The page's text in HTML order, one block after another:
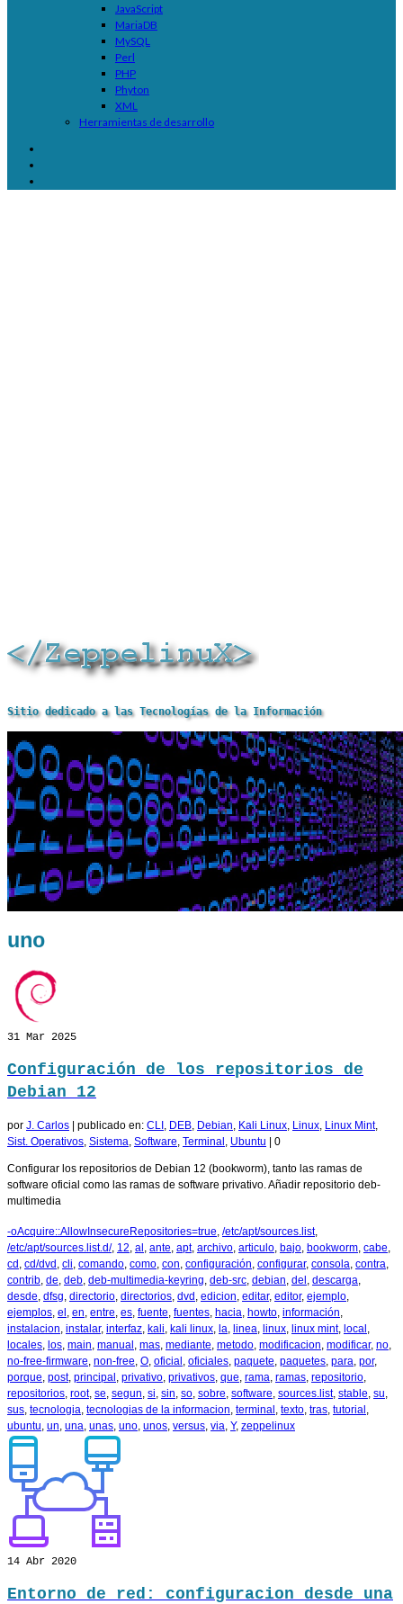
JavaScript
MariaDB
MySQL
Perl
PHP
Phyton
XML
Herramientas de desarrollo
Sitio dedicado a las Tecnologías de la Información
uno
31 Mar 2025
Configuración de los repositorios de
Debian 12
por J. Carlos publicado en: CLI , DEB, Debian, Kali Linux, Linux, Linux Mint,
Sist. Operativos, Sistema, Software, Terminal , Ubuntu 0
Configurar los repositorios de Debian 12 (bookworm), tanto las ramas de
software oficial como las ramas de software privativo. Añadir repositorio deb-
multimedia
-oAcquire::AllowInsecureRepositories=true, /etc/apt/sources.list,
/etc/apt/sources.list.d/, 12, al , ante, apt, archivo, articulo, bajo, bookworm, cabe,
cd , cd/dvd , cli, comando, como, con, configuración, configurar, consola, contra,
contrib, de, deb, deb-multimedia-keyring, deb-src, debian, del , descarga,
desde, dfsg, directorio, directorios, dvd , edicion, editar, editor, ejemplo,
ejemplos, el , en, entre, es, fuente, fuentes, hacia, howto, información,
instalacion, instalar, interfaz, kali, kali linux, la, linea, linux, linux mint, local ,
locales, los, main, manual , mas, mediante, metodo, modificacion, modificar, no,
no-free-firmware, non-free, O, oficial , oficiales, paquete, paquetes, para, por,
porque, post, principal , privativo, privativos, que, rama, ramas, repositorio,
repositorios, root, se, segun, si, sin, so, sobre, software, sources.list, stable, su,
sus, tecnologia, tecnologias de la informacion, terminal , texto, tras, tutorial ,
ubuntu, un, una, unas, uno, unos, versus, via, Y, zeppelinux
14 Abr 2020
Entorno de red: configuracion desde una